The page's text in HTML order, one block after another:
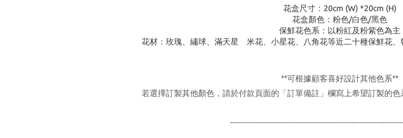
花盒尺寸：20cm (W) *20cm (H)
花盒顏色：粉色/白色/黑色
保鮮花色系：以粉紅及粉紫色為主
花材：玫瑰、繡球、滿天星 米花、小星花、八角花等近二十種保鮮花、
**可根據顧客喜好設計其他色系**
若選擇訂製其他顏色，請於付款頁面的「訂單備註」欄寫上希望訂製的色